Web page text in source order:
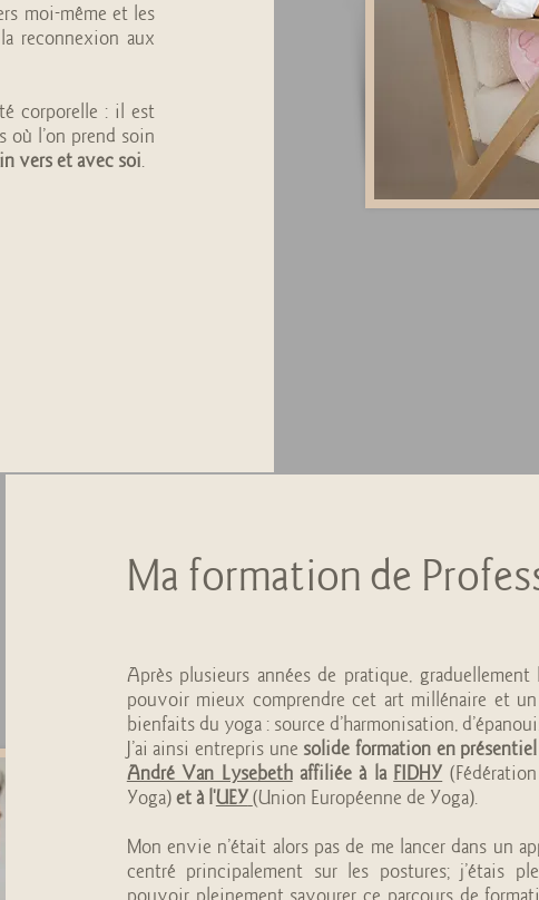
moi-même et les
reconnexion aux
corporelle : il est
où l’on prend soin
vers et avec soi.
Ma formation de
Après plusieurs années de pratique,
pouvoir mieux comprendre cet art millénaire et un
bienfaits du yoga : source d’harmonisation,
J’ai ainsi entrepris une solide formation en présentiel
André Van Lysebeth affiliée à la FIDHY
Yoga)et à l'UEY(Union Européenne de Yoga).
Mon envie n’était alors pas de me lancer dans un
centré principalement sur les postures; j’étais